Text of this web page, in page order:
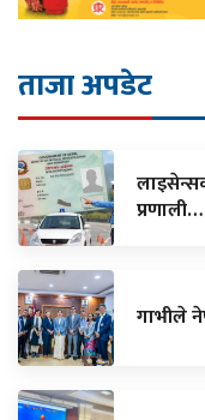
ताजा अपडेट
प्रणाली…
गाभीले